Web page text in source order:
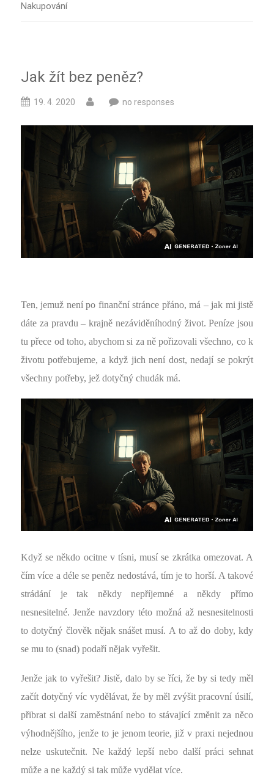
Nakupování
Jak žít bez peněz?
19. 4. 2020 no responses
Ten, jemuž není po finanční stránce přáno, má – jak mi jistě
dáte za pravdu – krajně nezáviděníhodný život. Peníze jsou
tu přece od toho, abychom si za ně pořizovali všechno, co k
životu potřebujeme, a když jich není dost, nedají se pokrýt
všechny potřeby, jež dotyčný chudák má.
Když se někdo ocitne v tísni, musí se zkrátka omezovat. A
čím více a déle se peněz nedostává, tím je to horší. A takové
strádání je tak někdy nepříjemné a někdy přímo
nesnesitelné. Jenže navzdory této možná až nesnesitelnosti
to dotyčný člověk nějak snášet musí. A to až do doby, kdy
se mu to (snad) podaří nějak vyřešit.
Jenže jak to vyřešit? Jistě, dalo by se říci, že by si tedy měl
začít dotyčný víc vydělávat, že by měl zvýšit pracovní úsilí,
přibrat si další zaměstnání nebo to stávající změnit za něco
výhodnějšího, jenže to je jenom teorie, již v praxi nejednou
nelze uskutečnit. Ne každý lepší nebo další práci sehnat
může a ne každý si tak může vydělat více.